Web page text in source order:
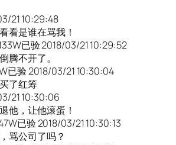
21 10:29:48
看是谁在骂我！
已验 2018/03/21 10:29:52
腾不开了。
已验 2018/03/21 10:30:04
了红筹
21 10:30:06
他，让他滚蛋！
已验 2018/03/21 10:30:13
骂公司了吗？